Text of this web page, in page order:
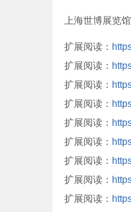
上海世博展览
扩展阅读：
扩展阅读：
扩展阅读：
扩展阅读：
扩展阅读：
扩展阅读：
扩展阅读：
扩展阅读：
扩展阅读：